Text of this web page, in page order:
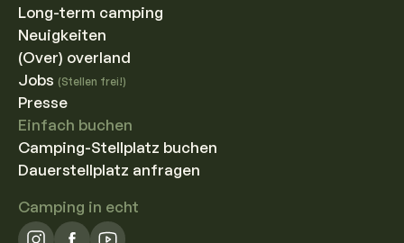
Long-term camping
Neuigkeiten
(Over) overland
Jobs (Stellen frei!)
Presse
Einfach buchen
Camping-Stellplatz buchen
Dauerstellplatz anfragen
Camping in echt